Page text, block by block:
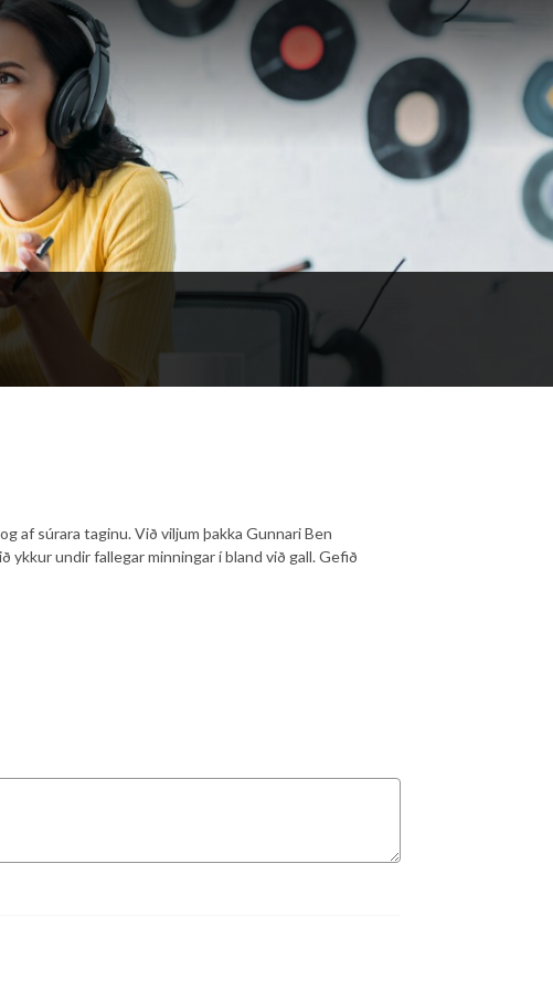
af súrara taginu. Við viljum þakka Gunnari Ben
ykkur undir fallegar minningar í bland við gall. Gefið